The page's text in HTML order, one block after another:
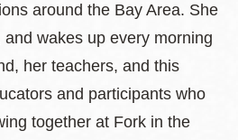
around the Bay Area. She
and wakes up every morning
her teachers, and this
and participants who
together at Fork in the